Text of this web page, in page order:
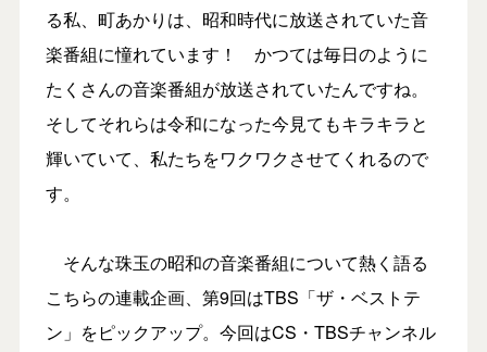
る私、町あかりは、昭和時代に放送されていた音
楽番組に憧れています！ かつては毎日のように
たくさんの音楽番組が放送されていたんですね。
そしてそれらは令和になった今見てもキラキラと
輝いていて、私たちをワクワクさせてくれるので
す。
そんな珠玉の昭和の音楽番組について熱く語る
こちらの連載企画、第9回はTBS「ザ・ベストテ
ン」をピックアップ。今回はCS・TBSチャンネル